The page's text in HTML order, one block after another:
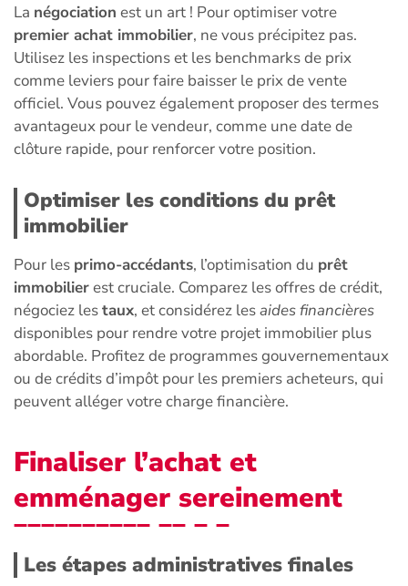
La négociation est un art ! Pour optimiser votre
premier achat immobilier, ne vous précipitez pas.
Utilisez les inspections et les benchmarks de prix
comme leviers pour faire baisser le prix de vente
officiel. Vous pouvez également proposer des termes
avantageux pour le vendeur, comme une date de
clôture rapide, pour renforcer votre position.
Optimiser les conditions du prêt
immobilier
Pour les primo-accédants, l’optimisation du prêt
immobilierest cruciale. Comparez les offres de crédit,
négociez lestaux, et considérez lesaides financières
disponibles pour rendre votre projet immobilier plus
abordable. Profitez de programmes gouvernementaux
ou de crédits d’impôt pour les premiers acheteurs, qui
peuvent alléger votre charge financière.
Finaliser l’achat et
emménager sereinement
Les étapes administratives finales